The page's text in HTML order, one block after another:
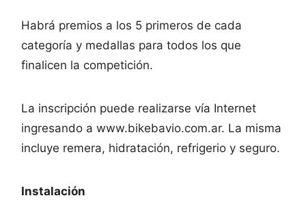
Habrá premios a los 5 primeros de cada
categoría y medallas para todos los que
finalicen la competición.
La inscripción puede realizarse vía Internet
ingresando a www.bikebavio.com.ar. La misma
incluye remera, hidratación, refrigerio y seguro.
Instalación